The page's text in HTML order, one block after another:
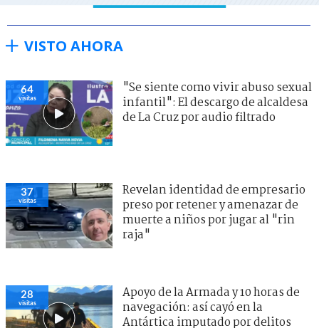
VISTO AHORA
64
visitas
"Se siente como vivir abuso sexual
infantil": El descargo de alcaldesa
de La Cruz por audio filtrado
37
visitas
Revelan identidad de empresario
preso por retener y amenazar de
muerte a niños por jugar al "rin
raja"
28
visitas
Apoyo de la Armada y 10 horas de
navegación: así cayó en la
Antártica imputado por delitos